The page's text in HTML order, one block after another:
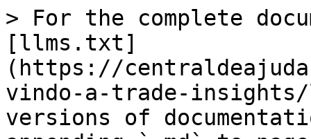
> For the complete
[llms.txt]
(https://
vindo-a-trade-
versions of